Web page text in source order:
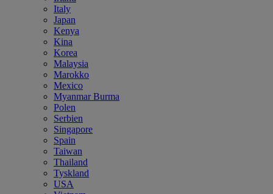
Italy
Japan
Kenya
Kina
Korea
Malaysia
Marokko
Mexico
Myanmar Burma
Polen
Serbien
Singapore
Spain
Taiwan
Thailand
Tyskland
USA